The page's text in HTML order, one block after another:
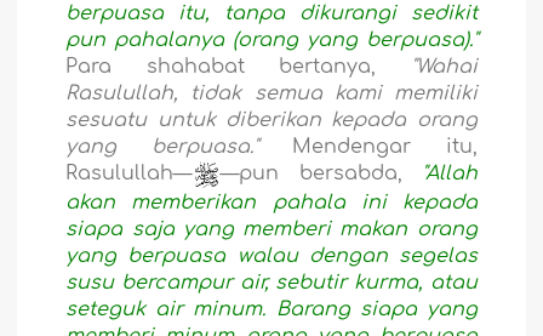
berpuasa itu, tanpa dikurangi sedikit
pun pahalanya (orang yang berpuasa)."
Para shahabat bertanya,
"Wahai
Rasulullah, tidak semua kami memiliki
sesuatu untuk diberikan kepada orang
yang berpuasa."Mendengar itu,
Rasulullah—
—pun bersabda,
"Allah
akan memberikan pahala ini kepada
siapa saja yang memberi makan orang
yang berpuasa walau dengan segelas
susu bercampur air, sebutir kurma, atau
seteguk air minum. Barang siapa yang